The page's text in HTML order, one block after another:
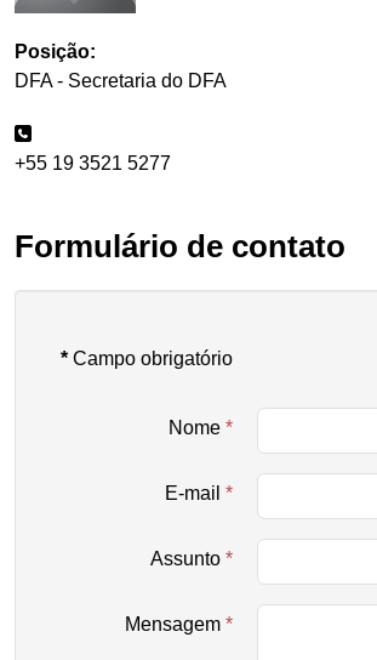
Posição:
DFA - Secretaria do DFA
+55 19 3521 5277
Formulário de contato
* Campo obrigatório
Nome *
E-mail *
Assunto *
Mensagem *